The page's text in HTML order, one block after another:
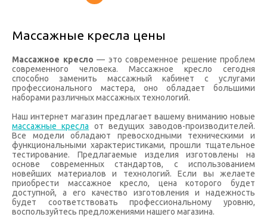
Массажные кресла цены
Массажное кресло — это современное решение проблем
современного человека. Массажное кресло сегодня
способно заменить массажный кабинет с услугами
профессионального мастера, оно обладает большими
наборами различных массажных технологий.
Наш интернет магазин предлагает вашему вниманию новые
массажные кресла от ведущих заводов-производителей.
Все модели обладают превосходными техническими и
функциональными характеристиками, прошли тщательное
тестирование. Предлагаемые изделия изготовлены на
основе современных стандартов, с использованием
новейших материалов и технологий. Если вы желаете
приобрести массажное кресло, цена которого будет
доступной, а его качество изготовления и надежность
будет соответствовать профессиональному уровню,
воспользуйтесь предложениями нашего магазина.